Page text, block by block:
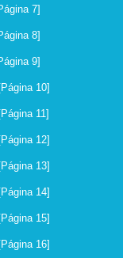
7]
8]
9]
10]
11]
12]
13]
14]
15]
16]